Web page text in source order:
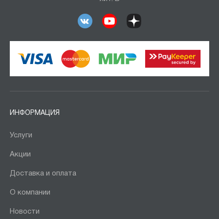
ИНФОРМАЦИЯ
Услуги
Акции
Доставка и оплата
О компании
Новости